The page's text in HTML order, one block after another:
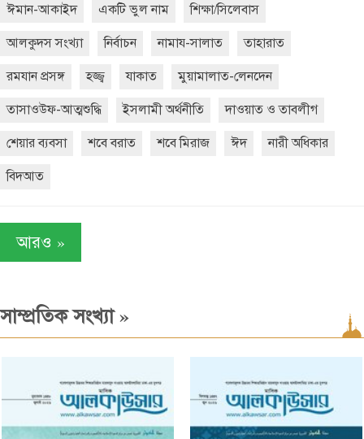
ঈমান-আকাইদ একটি ভুল নাম শিক্ষা/সিলেবাস
আলকুদস সংখ্যা নির্বাচন নামায-সালাত তাহারাত
রমযান প্রসঙ্গ হজ্জ্ব যাকাত মুয়ামালাত-লেনদেন
তাসাওউফ-আত্মশুদ্ধি ইসলামী অর্থনীতি দাওয়াত ও তাবলীগ
শেয়ার ব্যবসা শবে বরাত শবে মিরাজ ঈদ নারী অধিকার
বিদআত
আরও »
সাম্প্রতিক সংখ্যা»